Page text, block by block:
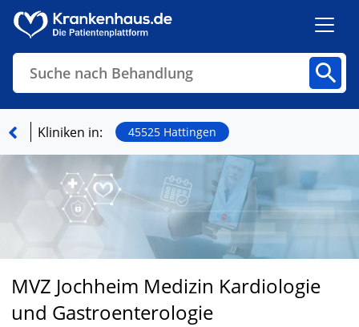
Suche nach Behandlung
Finden
Kliniken in: 45525 Hattingen
MVZ Jochheim Medizin Kardiologie
und Gastroenterologie